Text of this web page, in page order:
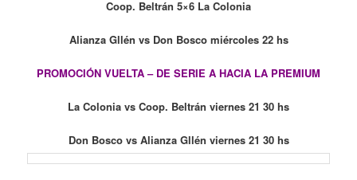
Coop. Beltrán 5×6 La Colonia
Alianza Gllén vs Don Bosco miércoles 22 hs
PROMOCIÓN VUELTA – DE SERIE A HACIA LA PREMIUM
La Colonia vs Coop. Beltrán viernes 21 30 hs
Don Bosco vs Alianza Gllén viernes 21 30 hs